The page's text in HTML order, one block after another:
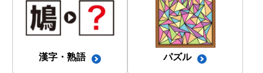
漢字・熟語 パズル